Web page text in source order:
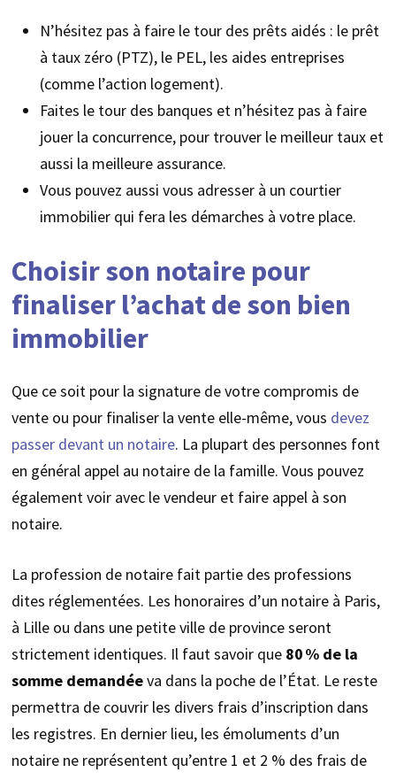
N’hésitez pas à faire le tour des prêts aidés : le prêt
à taux zéro (PTZ), le PEL, les aides entreprises
(comme l’action logement).
Faites le tour des banques et n’hésitez pas à faire
jouer la concurrence, pour trouver le meilleur taux et
aussi la meilleure assurance.
Vous pouvez aussi vous adresser à un courtier
immobilier qui fera les démarches à votre place.
Choisir son notaire pour
finaliser l’achat de son bien
immobilier
Que ce soit pour la signature de votre compromis de
vente ou pour finaliser la vente elle-même, vous devez
passer devant un notaire. La plupart des personnes font
en général appel au notaire de la famille. Vous pouvez
également voir avec le vendeur et faire appel à son
notaire.
La profession de notaire fait partie des professions
dites réglementées. Les honoraires d’un notaire à Paris,
à Lille ou dans une petite ville de province seront
strictement identiques. Il faut savoir que 80 % de la
somme demandéeva dans la poche de l’État. Le reste
permettra de couvrir les divers frais d’inscription dans
les registres. En dernier lieu, les émoluments d’un
notaire ne représentent qu’entre 1 et 2 % des frais de